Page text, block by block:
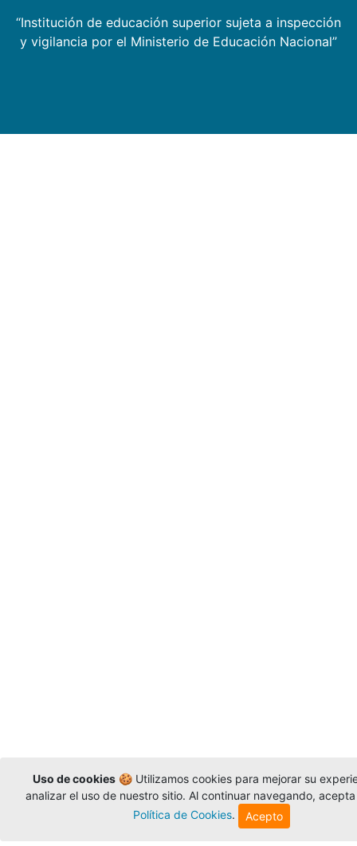
“Institución de educación superior sujeta a inspección
y vigilancia por el Ministerio de Educación Nacional”
Uso de cookies 🍪 Utilizamos cookies para mejorar su
analizar el uso de nuestro sitio. Al continuar navegando,
Política de Cookies. Acepto